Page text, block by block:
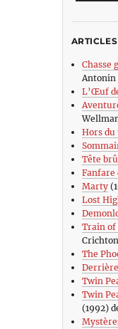
Chasse
Antonin
L’Œuf
Hors du
Tête
Fanfare
Marty
Lost
Train of
The
Twin
Twin
(1992)